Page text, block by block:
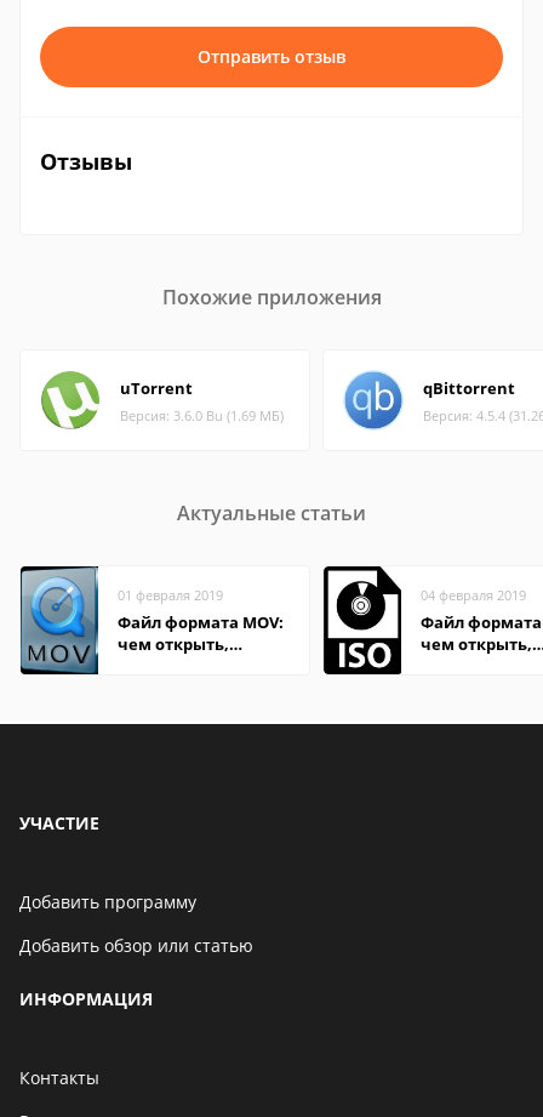
Отправить отзыв
Отзывы
Похожие приложения
uTorrent
Версия: 3.6.0 Bu (1.69 МБ)
qBittorrent
Версия: 4.5.4
Актуальные статьи
01 февраля 2019
Файл формата MOV:
чем открыть,
04 февраля 2019
Файл формата
чем открыть,
УЧАСТИЕ
Добавить программу
Добавить обзор или статью
ИНФОРМАЦИЯ
Контакты